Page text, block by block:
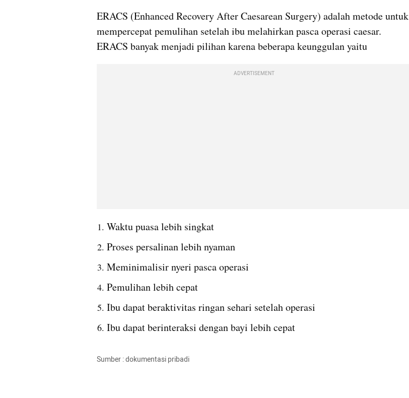
ERACS (Enhanced Recovery After Caesarean Surgery) adalah metode untuk
mempercepat pemulihan setelah ibu melahirkan pasca operasi caesar.
ERACS banyak menjadi pilihan karena beberapa keunggulan yaitu
ADVERTISEMENT
Waktu puasa lebih singkat
Proses persalinan lebih nyaman
Meminimalisir nyeri pasca operasi
Pemulihan lebih cepat
Ibu dapat beraktivitas ringan sehari setelah operasi
Ibu dapat berinteraksi dengan bayi lebih cepat
Sumber : dokumentasi pribadi